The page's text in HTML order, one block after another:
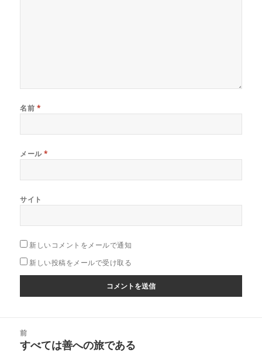
名前 *
メール*
サイト
新しいコメントをメールで通知
新しい投稿をメールで受け取る
前
前
すべては善への旅である